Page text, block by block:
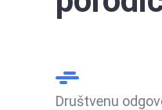
Društvenu